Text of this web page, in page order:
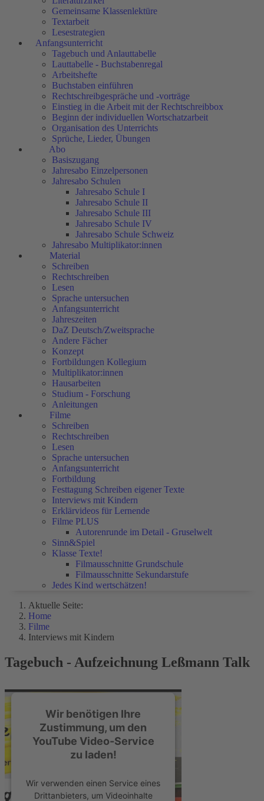
Gemeinsame Klassenlektüre
Textarbeit
Lesestrategien
Anfangsunterricht
Tagebuch und Anlauttabelle
Lauttabelle - Buchstabenregal
Arbeitshefte
Buchstaben einführen
Rechtschreibgespräche und -vorträge
Einstieg in die Arbeit mit der Rechtschreibbox
Beginn der individuellen Wortschatzarbeit
Organisation des Unterrichts
Sprüche, Lieder, Übungen
Abo
Basiszugang
Jahresabo Einzelpersonen
Jahresabo Schulen
Jahresabo Schule I
Jahresabo Schule II
Jahresabo Schule III
Jahresabo Schule IV
Jahresabo Schule Schweiz
Jahresabo Multiplikator:innen
Material
Schreiben
Rechtschreiben
Lesen
Sprache untersuchen
Anfangsunterricht
Jahreszeiten
DaZ Deutsch/Zweitsprache
Andere Fächer
Konzept
Fortbildungen Kollegium
Multiplikator:innen
Hausarbeiten
Studium - Forschung
Anleitungen
Filme
Schreiben
Rechtschreiben
Lesen
Sprache untersuchen
Anfangsunterricht
Fortbildung
Festtagung Schreiben eigener Texte
Interviews mit Kindern
Erklärvideos für Lernende
Filme PLUS
Autorenrunde im Detail - Gruselwelt
Sinn&Spiel
Klasse Texte!
Filmausschnitte Grundschule
Filmausschnitte Sekundarstufe
Jedes Kind wertschätzen!
Aktuelle Seite:
Home
Filme
Interviews mit Kindern
Tagebuch - Aufzeichnung Leßmann Talk
Wir benötigen Ihre
Zustimmung, um den
YouTube Video-Service
zu laden!
Wir verwenden einen Service eines
Drittanbieters, um Videoinhalte